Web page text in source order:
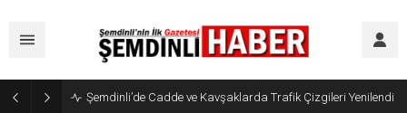
Şemdinli’de Cadde ve Kavşaklarda Trafik Çizgileri Yenilendi